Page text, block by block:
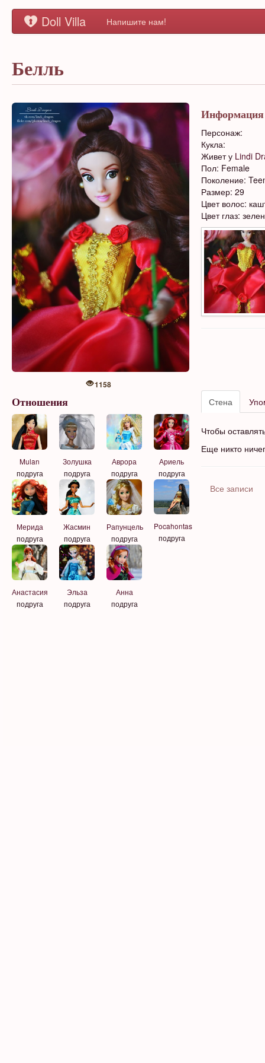
Doll Villa Напишите нам!
Белль
1158
Информация
Персонаж:
Кукла:
Живет у Lindi
Пол: Female
Поколение:
Размер: 29
Цвет волос:
Цвет глаз:
Отношения
Mulan
подруга
Золушка
подруга
Аврора
подруга
Ариель
подруга
Мерида
подруга
Жасмин
подруга
Рапунцель
подруга
Pocahontas
подруга
Анастасия
подруга
Эльза
подруга
Анна
подруга
Стена
Чтобы
Еще никто
Все записи